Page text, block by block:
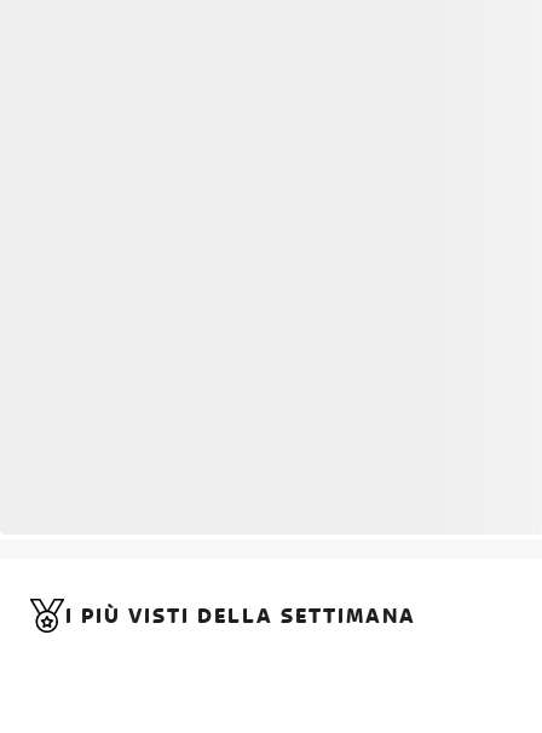
I PIÙ VISTI DELLA SETTIMANA